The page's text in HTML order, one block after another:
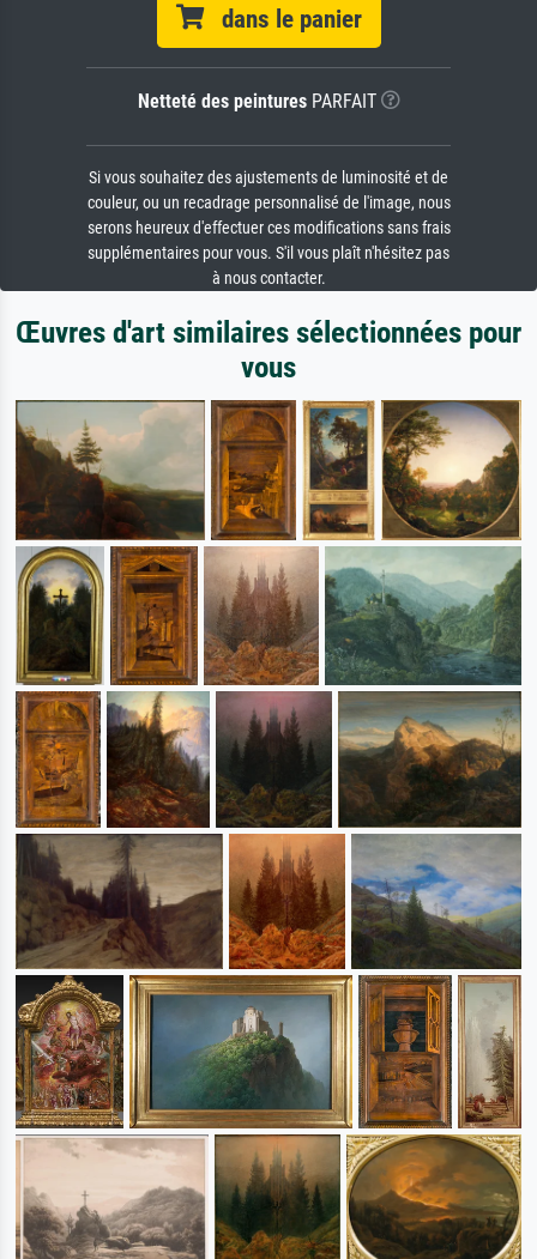
dans le panier
Netteté des peinturesPARFAIT
Si vous souhaitez des ajustements de luminosité et de
couleur, ou un recadrage personnalisé de l'image, nous
serons heureux d'effectuer ces modifications sans frais
supplémentaires pour vous. S'il vous plaît n'hésitez pas
à nous contacter.
Œuvres d'art similaires sélectionnées pour
vous